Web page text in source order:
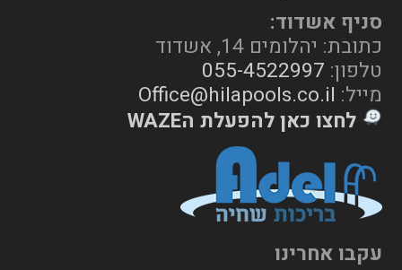
סניף אשדוד:
כתובת: יהלומים 14, אשדוד
טלפון: 055-4522997
מייל: Office@hilapools.co.il
לחצו כאן להפעלת הWAZE
עקבו אחרינו